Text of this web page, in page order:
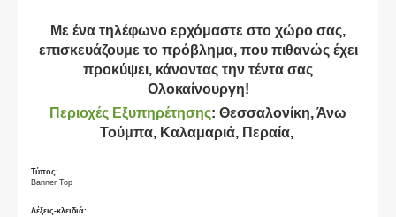
Με ένα τηλέφωνο ερχόμαστε στο χώρο σας,
επισκευάζουμε το πρόβλημα, που πιθανώς έχει
προκύψει, κάνοντας την τέντα σας
Ολοκαίνουργη!
Περιοχές Εξυπηρέτησης: Θεσσαλονίκη, Άνω
Τούμπα, Καλαμαριά, Περαία,
Τύπος:
Banner Top
Λέξεις-κλειδιά: